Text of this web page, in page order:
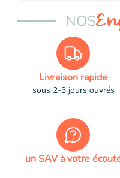
NOS
Livraison rapide
sous 2-3 jours ouvrés
un SAV à votre